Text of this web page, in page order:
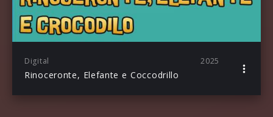
Digital 2025
Rinoceronte, Elefante e Coccodrillo